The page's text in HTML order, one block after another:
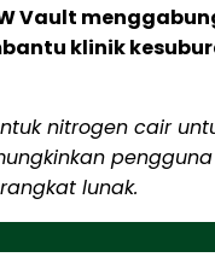
Vault
klinik
nitrogen cair
lunak.